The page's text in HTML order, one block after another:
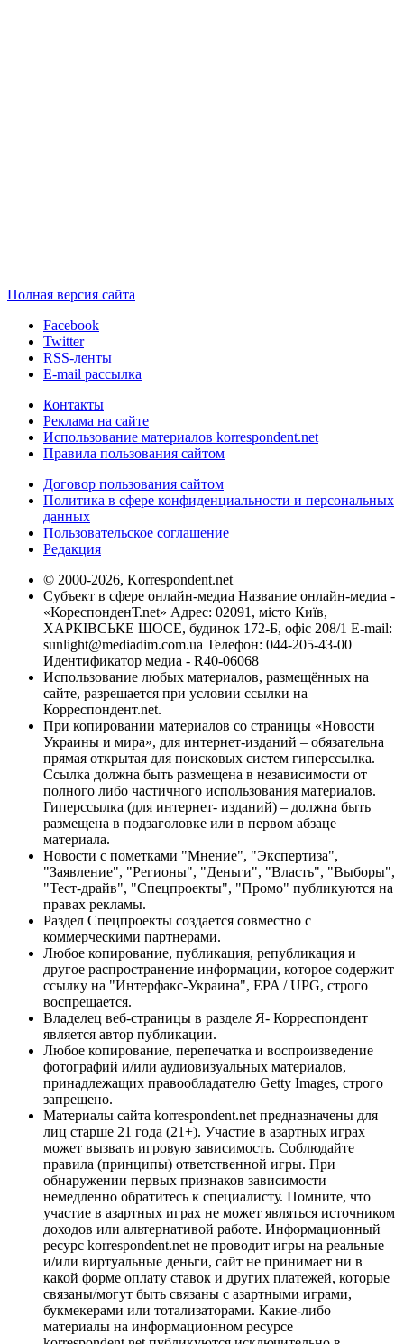
Полная версия сайта
Facebook
Twitter
RSS-ленты
E-mail рассылка
Контакты
Реклама на сайте
Использование материалов korrespondent.net
Правила пользования сайтом
Договор пользования сайтом
Политика в сфере конфиденциальности и персональных
данных
Пользовательское соглашение
Редакция
© 2000-2026, Korrespondent.net
Субъект в сфере онлайн-медиа Название онлайн-медиа -
«КореспонденТ.net» Адрес: 02091, місто Київ,
ХАРКІВСЬКЕ ШОСЕ, будинок 172-Б, офіс 208/1 E-mail:
sunlight@mediadim.com.ua Телефон: 044-205-43-00
Идентификатор медиа - R40-06068
Использование любых материалов, размещённых на
сайте, разрешается при условии ссылки на
Корреспондент.net.
При копировании материалов со страницы «Новости
Украины и мира», для интернет-изданий – обязательна
прямая открытая для поисковых систем гиперссылка.
Ссылка должна быть размещена в независимости от
полного либо частичного использования материалов.
Гиперссылка (для интернет- изданий) – должна быть
размещена в подзаголовке или в первом абзаце
материала.
Новости с пометками "Мнение", "Экспертиза",
"Заявление", "Регионы", "Деньги", "Власть", "Выборы",
"Тест-драйв", "Спецпроекты", "Промо" публикуются на
правах рекламы.
Раздел Спецпроекты создается совместно с
коммерческими партнерами.
Любое копирование, публикация, републикация и
другое распространение информации, которое содержит
ссылку на "Интерфакс-Украина", EPA / UPG, строго
воспрещается.
Владелец веб-страницы в разделе Я- Корреспондент
является автор публикации.
Любое копирование, перепечатка и воспроизведение
фотографий и/или аудиовизуальных материалов,
принадлежащих правообладателю Getty Images, строго
запрещено.
Материалы сайта korrespondent.net предназначены для
лиц старше 21 года (21+). Участие в азартных играх
может вызвать игровую зависимость. Соблюдайте
правила (принципы) ответственной игры. При
обнаружении первых признаков зависимости
немедленно обратитесь к специалисту. Помните, что
участие в азартных играх не может являться источником
доходов или альтернативой работе. Информационный
ресурс korrespondent.net не проводит игры на реальные
и/или виртуальные деньги, сайт не принимает ни в
какой форме оплату ставок и других платежей, которые
связаны/могут быть связаны с азартными играми,
букмекерами или тотализаторами. Какие-либо
материалы на информационном ресурсе